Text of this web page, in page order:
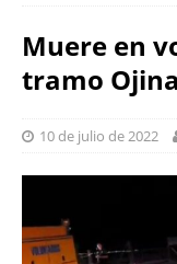
Muere en
tramo
10 de julio de 2022